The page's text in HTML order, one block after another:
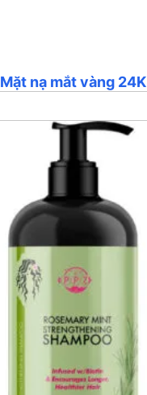
Mặt nạ mắt vàng 24K